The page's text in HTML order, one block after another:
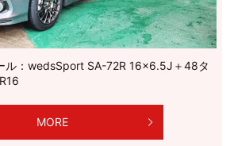
ル：wedsSport SA-72R 16×6.5J＋48タ
MORE